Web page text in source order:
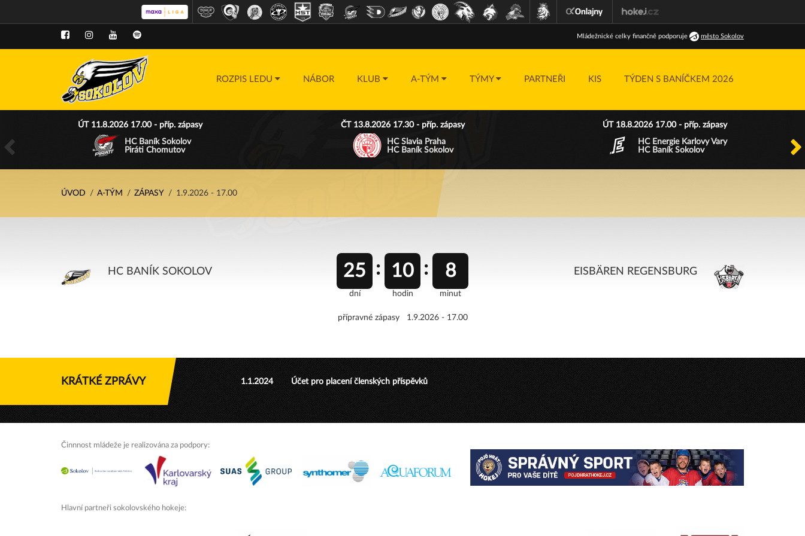
Ml ádežnické celky finančně podporuje město Sokolov
ROZPIS LEDU NÁBOR KLUB A-TÝM TÝMY PARTNEŘI KIS TÝDEN S BANÍČKEM 2026
ÚT 11.8.2026 17.00 - příp. zápasy
HC Baník Sokolov
Piráti Chomutov
ČT 13.8.2026 17.30 - příp. zápasy
HC Slavia Praha
HC Baník Sokolov
ÚT 18.8.2026 17.00 - příp. zápasy
HC Energie Karlovy Vary
HC Baník Sokolov
ÚVOD A-TÝM ZÁPASY 1.9.2026 - 17.00
HC BANÍK SOKOLOV 25
dní
10
hodin
8
minut
přípravné zápasy 1.9.2026 - 17.00
EISBÄREN REGENSBURG
KRÁTKÉ ZPRÁVY 1.1.2024 Účet pro placení členských příspěvků
Činnnost mládeže je realizována za podpory:
Hlavní partneři sokolovského hokeje: